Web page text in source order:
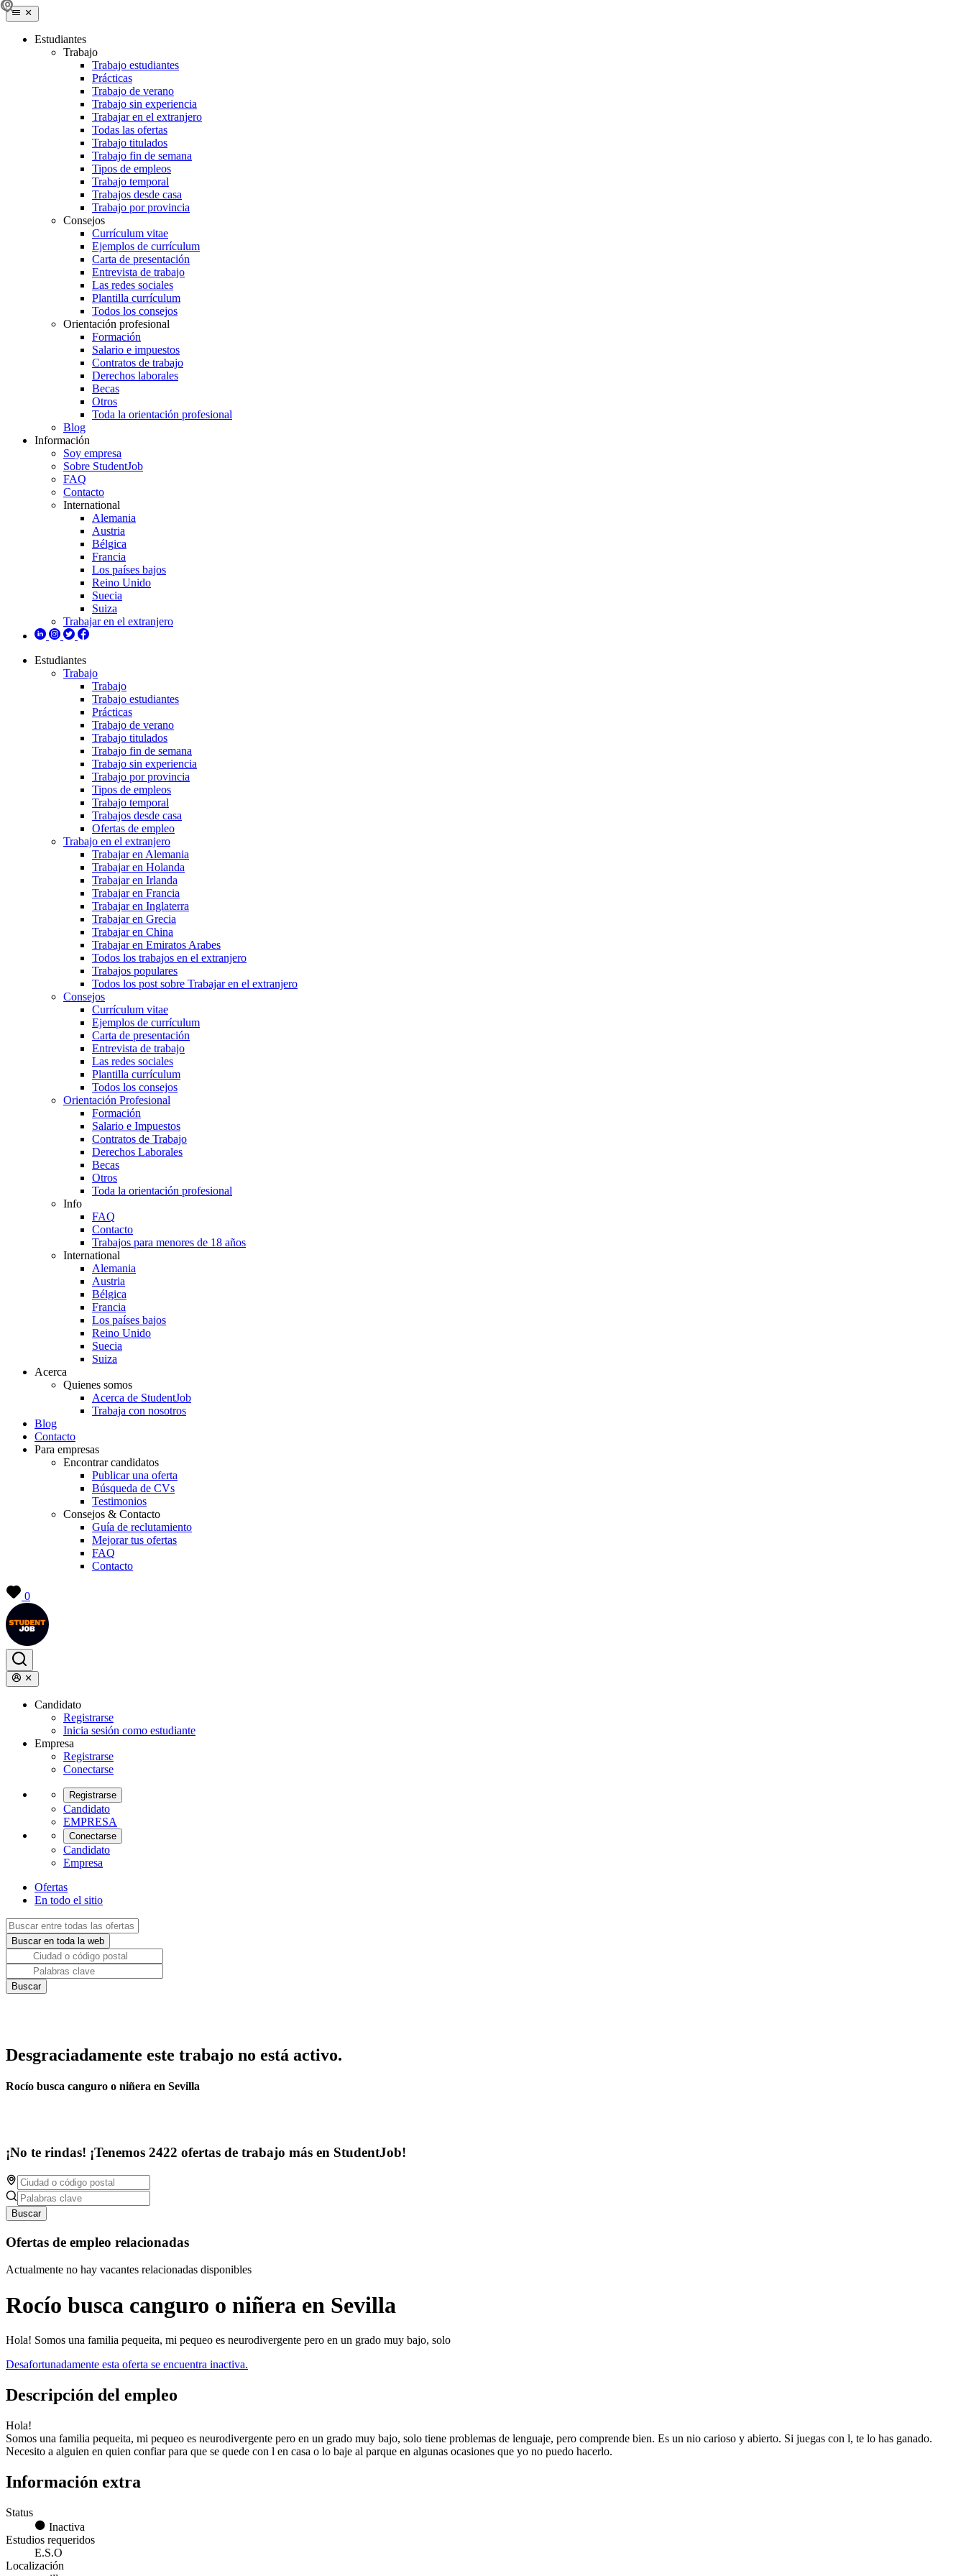
Estudiantes
Trabajo
Trabajo estudiantes
Prácticas
Trabajo de verano
Trabajo sin experiencia
Trabajar en el extranjero
Todas las ofertas
Trabajo titulados
Trabajo fin de semana
Tipos de empleos
Trabajo temporal
Trabajos desde casa
Trabajo por provincia
Consejos
Currículum vitae
Ejemplos de currículum
Carta de presentación
Entrevista de trabajo
Las redes sociales
Plantilla currículum
Todos los consejos
Orientación profesional
Formación
Salario e impuestos
Contratos de trabajo
Derechos laborales
Becas
Otros
Toda la orientación profesional
Blog
Información
Soy empresa
Sobre StudentJob
FAQ
Contacto
International
Alemania
Austria
Bélgica
Francia
Los países bajos
Reino Unido
Suecia
Suiza
Trabajar en el extranjero
Estudiantes
Trabajo
Trabajo
Trabajo estudiantes
Prácticas
Trabajo de verano
Trabajo titulados
Trabajo fin de semana
Trabajo sin experiencia
Trabajo por provincia
Tipos de empleos
Trabajo temporal
Trabajos desde casa
Ofertas de empleo
Trabajo en el extranjero
Trabajar en Alemania
Trabajar en Holanda
Trabajar en Irlanda
Trabajar en Francia
Trabajar en Inglaterra
Trabajar en Grecia
Trabajar en China
Trabajar en Emiratos Arabes
Todos los trabajos en el extranjero
Trabajos populares
Todos los post sobre Trabajar en el extranjero
Consejos
Currículum vitae
Ejemplos de currículum
Carta de presentación
Entrevista de trabajo
Las redes sociales
Plantilla currículum
Todos los consejos
Orientación Profesional
Formación
Salario e Impuestos
Contratos de Trabajo
Derechos Laborales
Becas
Otros
Toda la orientación profesional
Info
FAQ
Contacto
Trabajos para menores de 18 años
International
Alemania
Austria
Bélgica
Francia
Los países bajos
Reino Unido
Suecia
Suiza
Acerca
Quienes somos
Acerca de StudentJob
Trabaja con nosotros
Blog
Contacto
Para empresas
Encontrar candidatos
Publicar una oferta
Búsqueda de CVs
Testimonios
Consejos & Contacto
Guía de reclutamiento
Mejorar tus ofertas
FAQ
Contacto
0
Candidato
Registrarse
Inicia sesión como estudiante
Empresa
Registrarse
Conectarse
Registrarse
Candidato
EMPRESA
Conectarse
Candidato
Empresa
Ofertas
En todo el sitio
Desgraciadamente este trabajo no está activo.
Rocío busca canguro o niñera en Sevilla
¡No te rindas! ¡Tenemos 2422 ofertas de trabajo más en StudentJob!
Buscar
Ofertas de empleo relacionadas
Actualmente no hay vacantes relacionadas disponibles
Rocío busca canguro o niñera en Sevilla
Hola! Somos una familia pequeita, mi pequeo es neurodivergente pero en un grado muy bajo, solo
Desafortunadamente esta oferta se encuentra inactiva.
Descripción del empleo
Hola!
Somos una familia pequeita, mi pequeo es neurodivergente pero en un grado muy bajo, solo tiene problemas de lenguaje, pero comprende bien. Es un nio carioso y abierto. Si juegas con l, te lo has ganado.
Necesito a alguien en quien confiar para que se quede con l en casa o lo baje al parque en algunas ocasiones que yo no puedo hacerlo.
Información extra
Status
Inactiva
Estudios requeridos
E.S.O
Localización